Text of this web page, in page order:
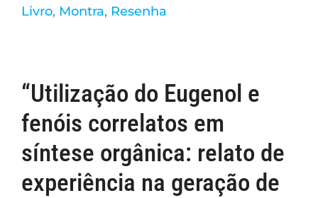
Livro, Montra, Resenha
“Utilização do Eugenol e
fenóis correlatos em
síntese orgânica: relato de
experiência na geração de